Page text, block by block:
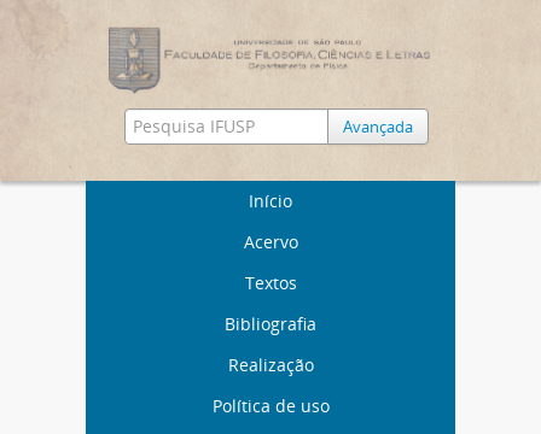
Avançada
Início
Acervo
Textos
Bibliografia
Realização
Política de uso